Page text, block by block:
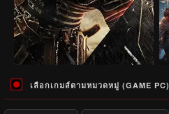
เลือกเกมส์ตามหมวดหมู่ (GAME PC)